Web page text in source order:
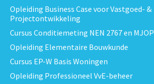
Opleiding Business Case voor Vastgoed- &
Projectontwikkeling
Cursus Conditiemeting NEN 2767 en MJOP
Opleiding Elementaire Bouwkunde
Cursus EP-W Basis Woningen
Opleiding Professioneel VvE-beheer